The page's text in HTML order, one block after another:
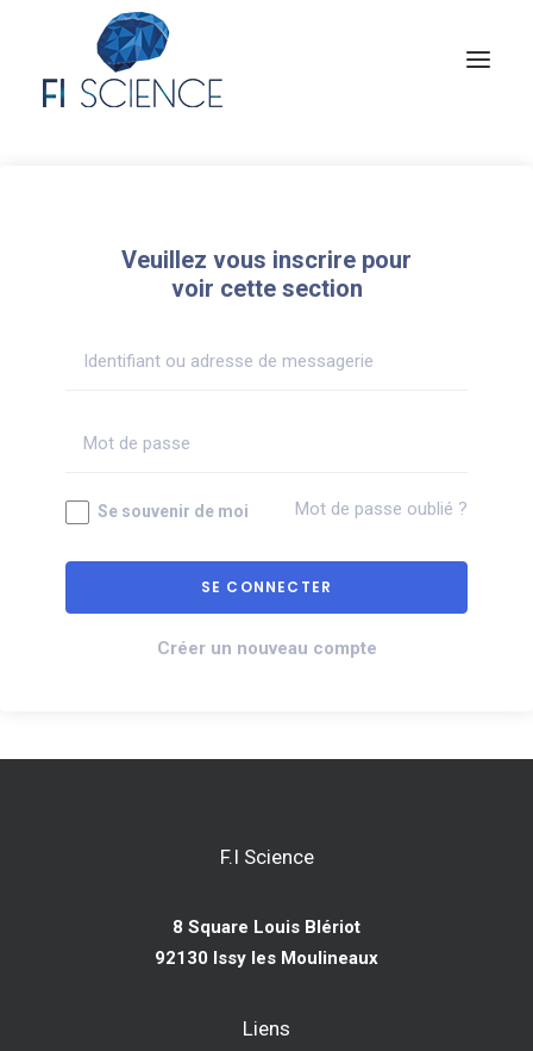
Veuillez vous inscrire pour
voir cette section
Se souvenir de moi Mot de passe oublié ?
Créer un nouveau compte
F.I Science
8 Square Louis Blériot
92130 Issy les Moulineaux
Liens